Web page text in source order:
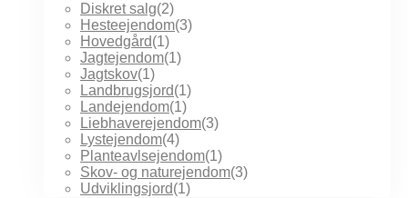
Diskret salg(2)
Hesteejendom(3)
Hovedgård(1)
Jagtejendom(1)
Jagtskov(1)
Landbrugsjord(1)
Landejendom(1)
Liebhaverejendom(3)
Lystejendom(4)
Planteavlsejendom(1)
Skov- og naturejendom(3)
Udviklingsjord(1)